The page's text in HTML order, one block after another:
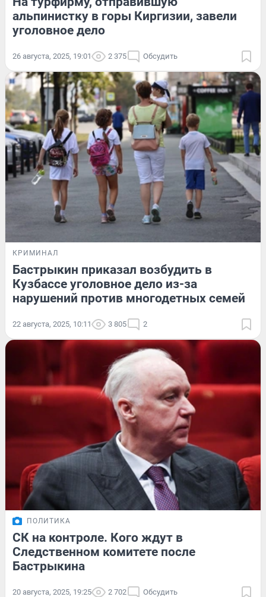
альпинистку в горы Киргизии, завели
уголовное дело
26 августа, 2025, 19:01 2 375 Обсудить
КРИМИНАЛ
Бастрыкин приказал возбудить в
Кузбассе уголовное дело из-за
нарушений против многодетных семей
22 августа, 2025, 10:11 3 805 2
ПОЛИТИКА
СК на контроле. Кого ждут в
Следственном комитете после
Бастрыкина
20 августа, 2025, 19:25 2 702 Обсудить